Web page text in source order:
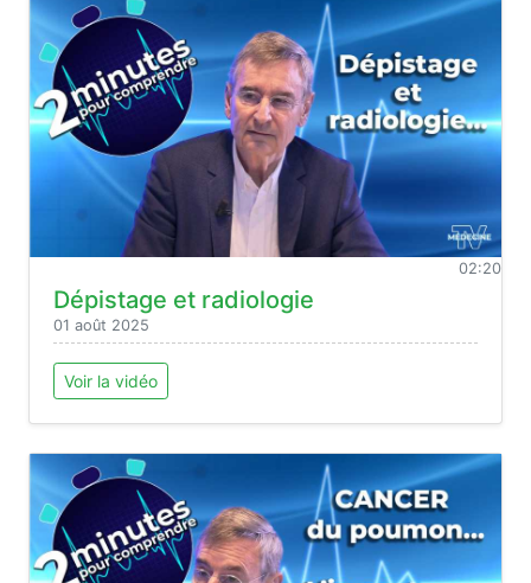
02:20
Dépistage et radiologie
01 août 2025
Voir la vidéo